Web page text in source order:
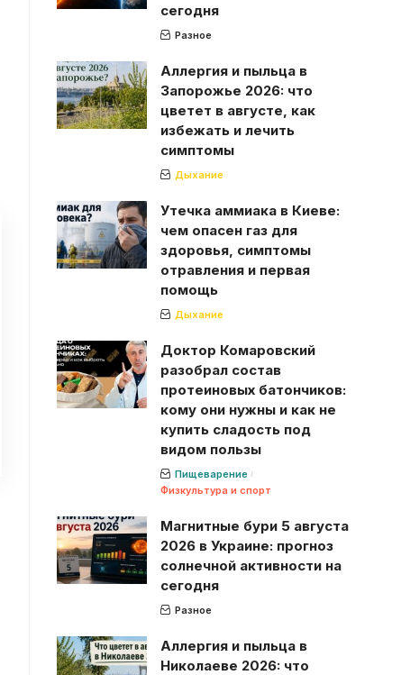
сегодня
Разное
Аллергия и пыльца в
Запорожье 2026: что
цветет в августе, как
избежать и лечить
симптомы
Дыхание
Утечка аммиака в Киеве:
чем опасен газ для
здоровья, симптомы
отравления и первая
помощь
Дыхание
Доктор Комаровский
разобрал состав
протеиновых батончиков:
кому они нужны и как не
купить сладость под
видом пользы
Пищеварение
Физкультура и спорт
Магнитные бури 5 августа
2026 в Украине: прогноз
солнечной активности на
сегодня
Разное
Аллергия и пыльца в
Николаеве 2026: что